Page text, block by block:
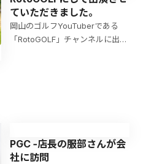
立できるアイテムとして注目さ
れているのが「白のハーフパン
ツ」です。特に20
ていただきました。
岡山のゴルフYouTuberである
「RotoGOLF」チャンネルに出演
PGC -店長の服部さんが会
社に訪問